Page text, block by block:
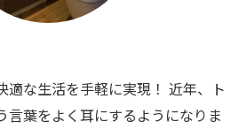
適な生活を手軽に実現！ 近年、ト
言葉をよく耳にするようになりま